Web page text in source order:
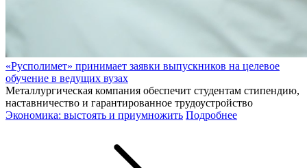
«Русполимет» принимает заявки выпускников на целевое
обучение в ведущих вузах
Металлургическая компания обеспечит студентам стипендию,
наставничество и гарантированное трудоустройство
Экономика: выстоять и приумножить Подробнее